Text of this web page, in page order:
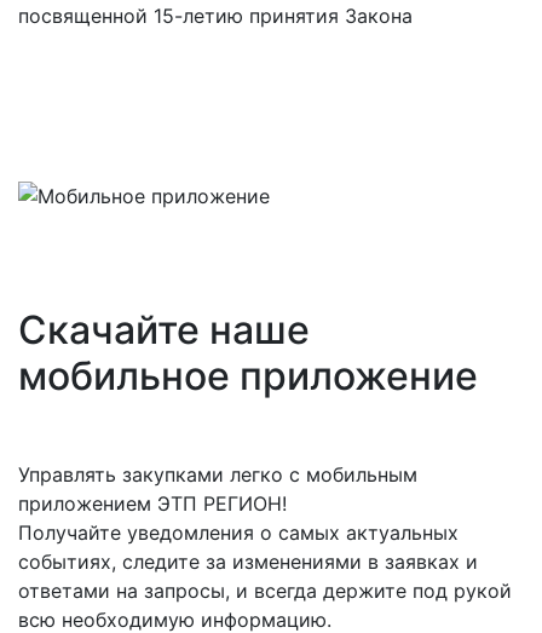
посвященной 15-летию принятия Закона
Скачайте наше
мобильное приложение
Управлять закупками легко с мобильным
приложением ЭТП РЕГИОН!
Получайте уведомления о самых актуальных
событиях, следите за изменениями в заявках и
ответами на запросы, и всегда держите под рукой
всю необходимую информацию.